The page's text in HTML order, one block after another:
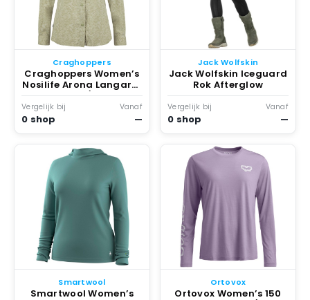
Craghoppers
Craghoppers Women’s
Nosilife Arona Langarm
Bluse Blouse /olijfgroen
Vergelijk bij
0 shop
Vanaf
—
Jack Wolfskin
Jack Wolfskin Iceguard
Rok Afterglow
Vergelijk bij
0 shop
Vanaf
—
Smartwool
Smartwool Women’s
Ortovox
Ortovox Women’s 150